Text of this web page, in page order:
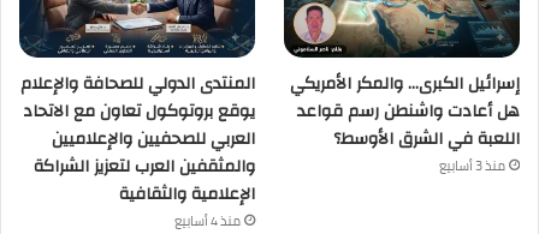
إسرائيل الكبرى… والمكر الأمريكي
هل أعادت واشنطن رسم قواعد
اللعبة في الشرق الأوسط؟
منذ 3 أسابيع
المنتدى الدولي للصحافة والإعلام
يوقع بروتوكول تعاون مع الاتحاد
العربي للصحفيين والإعلاميين
والمثقفين العرب لتعزيز الشراكة
الإعلامية والثقافية
منذ 4 أسابيع